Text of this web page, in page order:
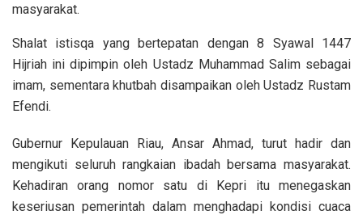
masyarakat.
Shalat istisqa yang bertepatan dengan 8 Syawal 1447
Hijriah ini dipimpin oleh Ustadz Muhammad Salim sebagai
imam, sementara khutbah disampaikan oleh Ustadz Rustam
Efendi.
Gubernur Kepulauan Riau, Ansar Ahmad, turut hadir dan
mengikuti seluruh rangkaian ibadah bersama masyarakat.
Kehadiran orang nomor satu di Kepri itu menegaskan
keseriusan pemerintah dalam menghadapi kondisi cuaca